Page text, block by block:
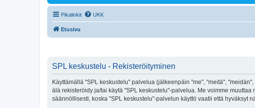
Pikalinkit UKK
Etusivu
SPL keskustelu - Rekisteröityminen
Käyttämällä "SPL keskustelu" palvelua (jälkeenpäin "me", "meitä",
älä rekisteröidy ja/tai käytä "SPL keskustelu"-palvelua. Me voimme
säännöllisesti, koska "SPL keskustelu"-palvelun käyttö vaatii että hyväksyt